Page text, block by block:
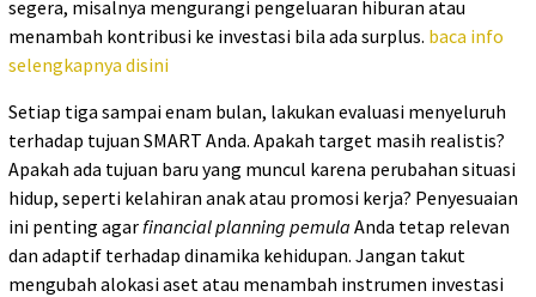
segera, misalnya mengurangi pengeluaran hiburan atau
menambah kontribusi ke investasi bila ada surplus. baca info
selengkapnya disini
Setiap tiga sampai enam bulan, lakukan evaluasi menyeluruh
terhadap tujuan SMART Anda. Apakah target masih realistis?
Apakah ada tujuan baru yang muncul karena perubahan situasi
hidup, seperti kelahiran anak atau promosi kerja? Penyesuaian
ini penting agar financial planning pemula Anda tetap relevan
dan adaptif terhadap dinamika kehidupan. Jangan takut
mengubah alokasi aset atau menambah instrumen investasi